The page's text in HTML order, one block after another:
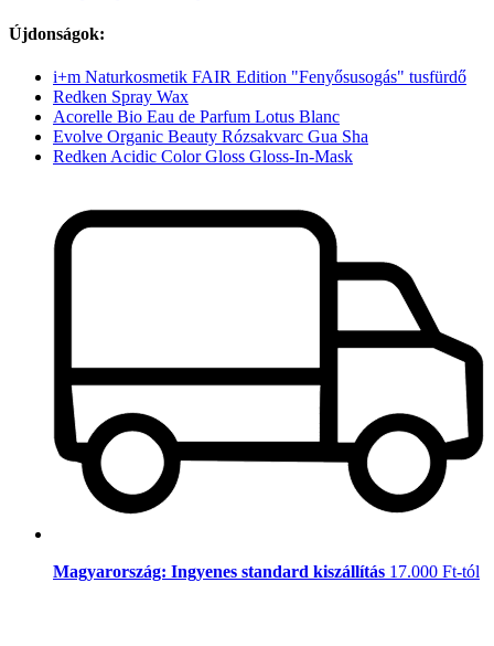
Újdonságok:
i+m Naturkosmetik FAIR Edition "Fenyősusogás" tusfürdő
Redken Spray Wax
Acorelle Bio Eau de Parfum Lotus Blanc
Evolve Organic Beauty Rózsakvarc Gua Sha
Redken Acidic Color Gloss Gloss-In-Mask
Magyarország: Ingyenes standard kiszállítás 17.000 Ft-tól